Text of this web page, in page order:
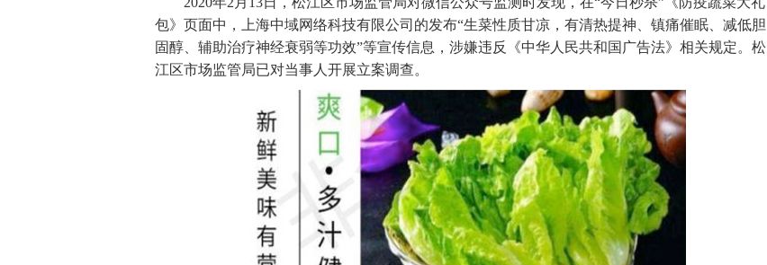
包》页面中，上海中域网络科技有限公司的发布“生菜性质甘凉，有清热提神、镇痛催眠、减低胆
固醇、辅助治疗神经衰弱等功效”等宣传信息，涉嫌违反《中华人民共和国广告法》相关规定。松
江区市场监管局已对当事人开展立案调查。